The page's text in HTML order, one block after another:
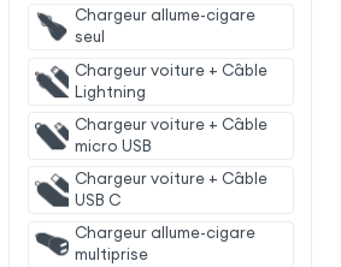
Chargeur allume-cigare
seul
Chargeur voiture + Câble
Lightning
Chargeur voiture + Câble
micro USB
Chargeur voiture + Câble
USB C
Chargeur allume-cigare
multiprise